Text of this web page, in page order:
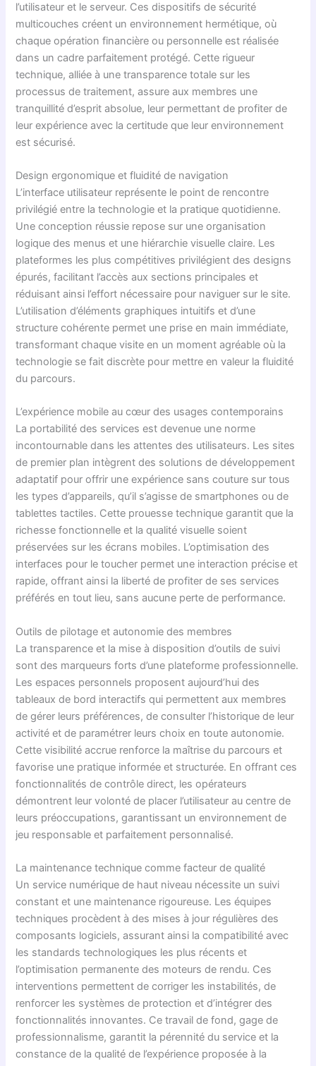
l’utilisateur et le serveur. Ces dispositifs de sécurité
multicouches créent un environnement hermétique, où
chaque opération financière ou personnelle est réalisée
dans un cadre parfaitement protégé. Cette rigueur
technique, alliée à une transparence totale sur les
processus de traitement, assure aux membres une
tranquillité d’esprit absolue, leur permettant de profiter de
leur expérience avec la certitude que leur environnement
est sécurisé.
Design ergonomique et fluidité de navigation
L’interface utilisateur représente le point de rencontre
privilégié entre la technologie et la pratique quotidienne.
Une conception réussie repose sur une organisation
logique des menus et une hiérarchie visuelle claire. Les
plateformes les plus compétitives privilégient des designs
épurés, facilitant l’accès aux sections principales et
réduisant ainsi l’effort nécessaire pour naviguer sur le site.
L’utilisation d’éléments graphiques intuitifs et d’une
structure cohérente permet une prise en main immédiate,
transformant chaque visite en un moment agréable où la
technologie se fait discrète pour mettre en valeur la fluidité
du parcours.
L’expérience mobile au cœur des usages contemporains
La portabilité des services est devenue une norme
incontournable dans les attentes des utilisateurs. Les sites
de premier plan intègrent des solutions de développement
adaptatif pour offrir une expérience sans couture sur tous
les types d’appareils, qu’il s’agisse de smartphones ou de
tablettes tactiles. Cette prouesse technique garantit que la
richesse fonctionnelle et la qualité visuelle soient
préservées sur les écrans mobiles. L’optimisation des
interfaces pour le toucher permet une interaction précise et
rapide, offrant ainsi la liberté de profiter de ses services
préférés en tout lieu, sans aucune perte de performance.
Outils de pilotage et autonomie des membres
La transparence et la mise à disposition d’outils de suivi
sont des marqueurs forts d’une plateforme professionnelle.
Les espaces personnels proposent aujourd’hui des
tableaux de bord interactifs qui permettent aux membres
de gérer leurs préférences, de consulter l’historique de leur
activité et de paramétrer leurs choix en toute autonomie.
Cette visibilité accrue renforce la maîtrise du parcours et
favorise une pratique informée et structurée. En offrant ces
fonctionnalités de contrôle direct, les opérateurs
démontrent leur volonté de placer l’utilisateur au centre de
leurs préoccupations, garantissant un environnement de
jeu responsable et parfaitement personnalisé.
La maintenance technique comme facteur de qualité
Un service numérique de haut niveau nécessite un suivi
constant et une maintenance rigoureuse. Les équipes
techniques procèdent à des mises à jour régulières des
composants logiciels, assurant ainsi la compatibilité avec
les standards technologiques les plus récents et
l’optimisation permanente des moteurs de rendu. Ces
interventions permettent de corriger les instabilités, de
renforcer les systèmes de protection et d’intégrer des
fonctionnalités innovantes. Ce travail de fond, gage de
professionnalisme, garantit la pérennité du service et la
constance de la qualité de l’expérience proposée à la